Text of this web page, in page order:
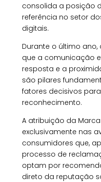
consolida a posição
referência no setor
digitais.
Durante o último
que a comunicação
resposta e a
são pilares
fatores decisivos
reconhecimento.
A atribuição da
exclusivamente nas
consumidores que,
processo de
optam por
direto da reputação